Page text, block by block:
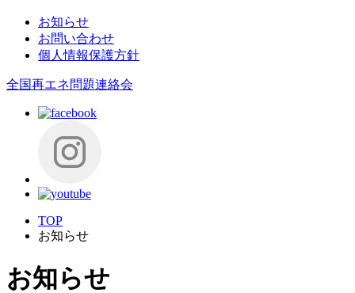
お知らせ
お問い合わせ
個人情報保護方針
全国再エネ問題連絡会
TOP
お知らせ
お知らせ